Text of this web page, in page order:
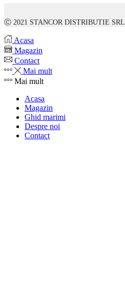
Ⓒ 2021 STANCOR DISTRIBUTIE SRL
Acasa
Magazin
Contact
Mai mult
Mai mult
Acasa
Magazin
Ghid marimi
Despre noi
Contact